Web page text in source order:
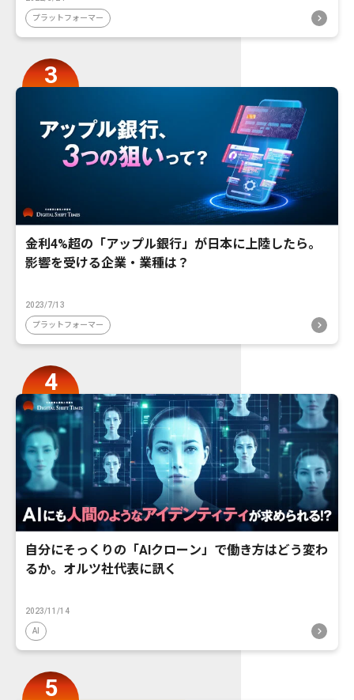
プラットフォーマー
金利4%超の「アップル銀行」が日本に上陸したら。
影響を受ける企業・業種は？
2023/7/13
プラットフォーマー
自分にそっくりの「AIクローン」で働き方はどう変わ
るか。オルツ社代表に訊く
2023/11/14
AI